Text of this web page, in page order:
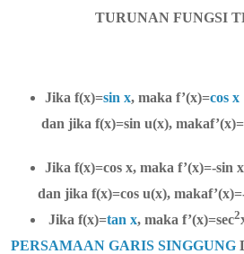
TURUNAN FUNGSI
Jika f(x)=sin x, maka f’(x)=cos x
dan jika f(x)=sin u(x),
Jika f(x)=cos x, maka f’(x)=-sin x
dan jika f(x)=cos u(x), makaf’(x)=-
Jika f(x)=tan x, maka f’(x)=sec2
PERSAMAAN GARIS SINGGUNG